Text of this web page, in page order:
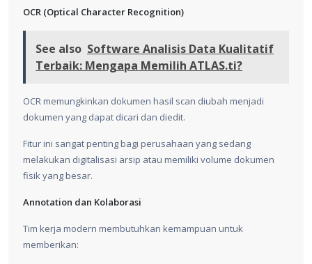
OCR (Optical Character Recognition)
See also Software Analisis Data Kualitatif
Terbaik: Mengapa Memilih ATLAS.ti?
OCR memungkinkan dokumen hasil scan diubah menjadi
dokumen yang dapat dicari dan diedit.
Fitur ini sangat penting bagi perusahaan yang sedang
melakukan digitalisasi arsip atau memiliki volume dokumen
fisik yang besar.
Annotation dan Kolaborasi
Tim kerja modern membutuhkan kemampuan untuk
memberikan: